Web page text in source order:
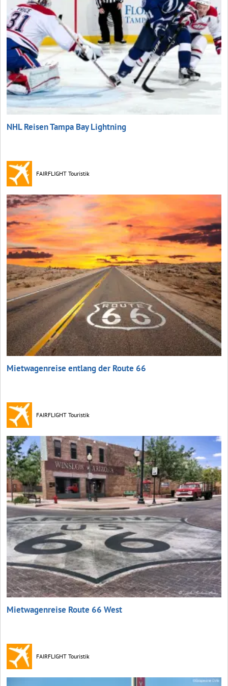
NHL Reisen Tampa Bay Lightning
FAIRFLIGHT Touristik
Mietwagenreise entlang der Route 66
FAIRFLIGHT Touristik
Mietwagenreise Route 66 West
FAIRFLIGHT Touristik